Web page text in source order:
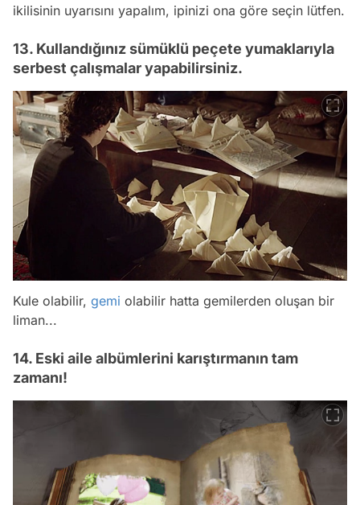
ikilisinin uyarısını yapalım, ipinizi ona göre seçin lütfen.
13. Kullandığınız sümüklü peçete yumaklarıyla
serbest çalışmalar yapabilirsiniz.
Kule olabilir, gemi olabilir hatta gemilerden oluşan bir
liman...
14. Eski aile albümlerini karıştırmanın tam
zamanı!